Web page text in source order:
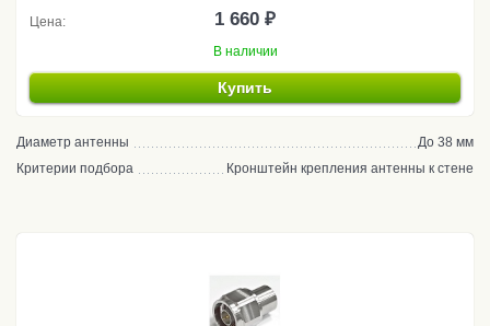
Цена: 1 660 ₽
В наличии
Купить
Диаметр антенны
До 38 мм
Критерии подбора
Кронштейн крепления антенны к стене